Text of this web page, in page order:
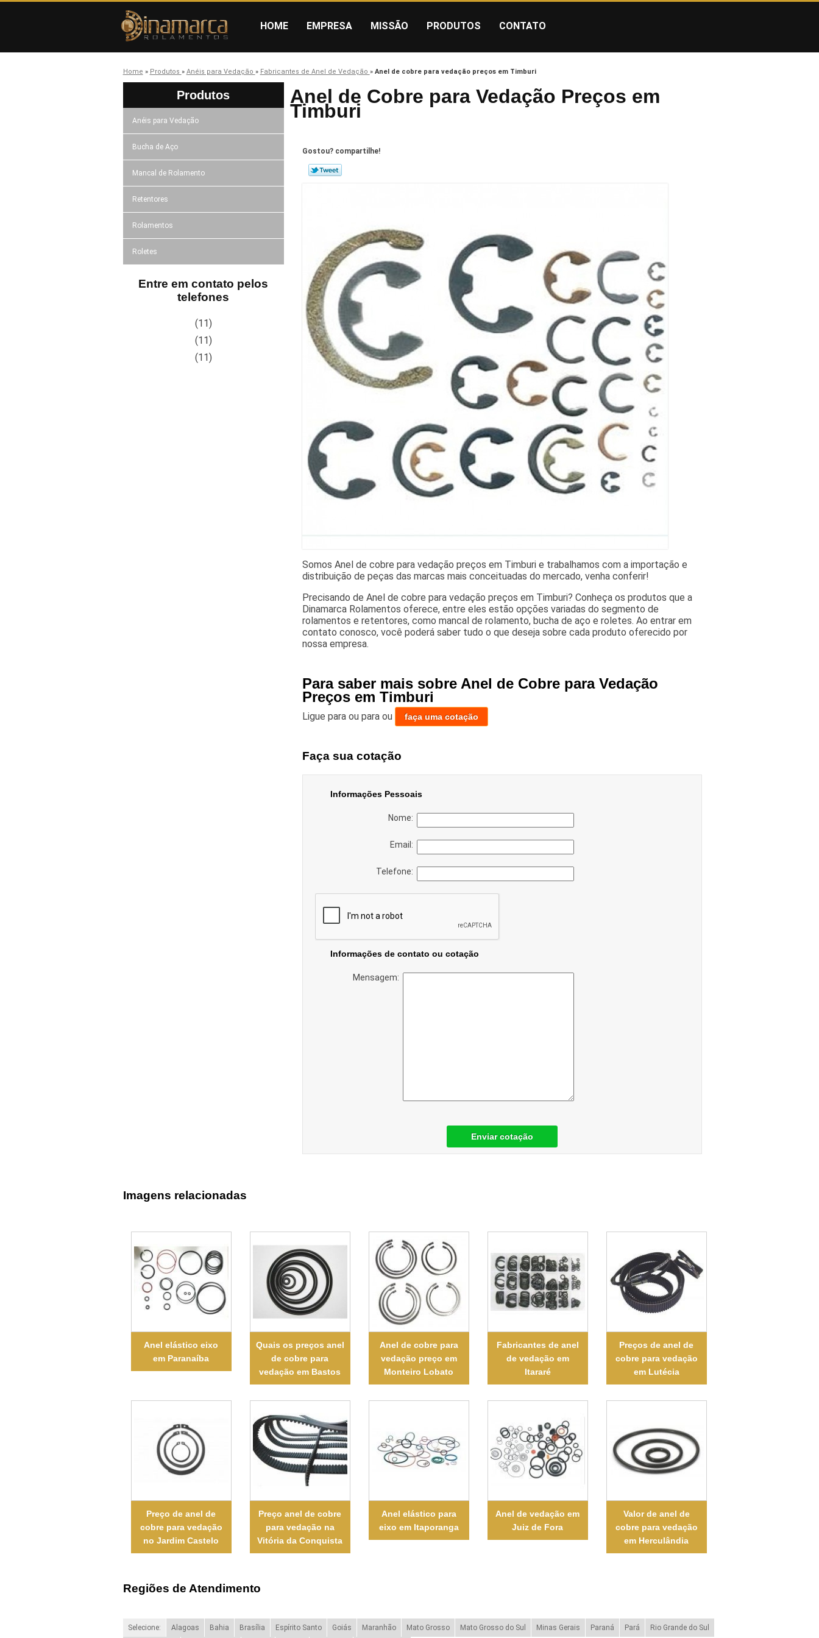
HOME EMPRESA MISSÃO PRODUTOS CONTATO
Home » Produtos » Anéis para Vedação » Fabricantes de Anel de Vedação » Anel de cobre para vedação preços em Timburi
Produtos
Anéis para Vedação
Bucha de Aço
Mancal de Rolamento
Retentores
Rolamentos
Roletes
Entre em contato pelos
telefones
(11)
(11)
(11)
Anel de Cobre para Vedação Preços em
Timburi
Gostou? compartilhe!
Somos Anel de cobre para vedação preços em Timburi e trabalhamos com a importação e
distribuição de peças das marcas mais conceituadas do mercado, venha conferir!
Precisando de Anel de cobre para vedação preços em Timburi? Conheça os produtos que a
Dinamarca Rolamentos oferece, entre eles estão opções variadas do segmento de
rolamentos e retentores, como mancal de rolamento, bucha de aço e roletes. Ao entrar em
contato conosco, você poderá saber tudo o que deseja sobre cada produto oferecido por
nossa empresa.
Para saber mais sobre Anel de Cobre para Vedação
Preços em Timburi
Ligue para ou para ou faça uma cotação
Faça sua cotação
Informações Pessoais
Nome:
Email:
Telefone:
Informações de contato ou cotação
Mensagem:
Enviar cotação
Imagens relacionadas
Anel elástico eixo
em Paranaíba
Quais os preços anel
de cobre para
vedação em Bastos
Anel de cobre para
vedação preço em
Monteiro Lobato
Fabricantes de anel
de vedação em
Itararé
Preços de anel de
cobre para vedação
em Lutécia
Preço de anel de
cobre para vedação
no Jardim Castelo
Preço anel de cobre
para vedação na
Vitória da Conquista
Anel elástico para
eixo em Itaporanga
Anel de vedação em
Juiz de Fora
Valor de anel de
cobre para vedação
em Herculândia
Regiões de Atendimento
Selecione: Alagoas Bahia Brasília Espírito Santo Goiás Maranhão Mato Grosso Mato Grosso do Sul Minas Gerais Paraná Pará Rio Grande do Sul